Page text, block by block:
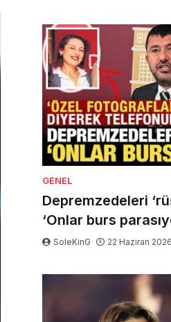
GENEL
Depremzedeleri
‘Onlar burs
SoleKinG 22 Haziran 2026